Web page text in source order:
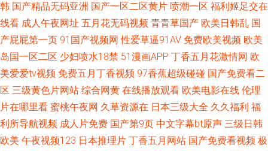
韩 国产精品无码亚洲 国产一区二区黄片 喷潮一区 福利姬足交在
线看 成人午夜网址 五月花无码视频 青青草国产 欧美日韩乱 国
产屁屁第一页 91国产视频网 性爱草逼91AV 免费欧美视频 欧美
岛国一区二区 少妇喷水18禁 51漫画APP 丁香五月花激情网 欧
美爱爱tv视频 免费五月丁香视频 97香蕉超级碰碰 国产免费看二
区 三级黄色片网站 综合网黄 在线播放观看 欧美电影在线 伦理
片在哪里看 蜜桃午夜网 久草资源在 日本三级大全 久久福利 福
利所导航视频 成人片免费 国产第9页 中文字幕bt原声 三级日韩
欧美 午夜视频123 日本推理片 丁香五月网站 国产免费看视频 极